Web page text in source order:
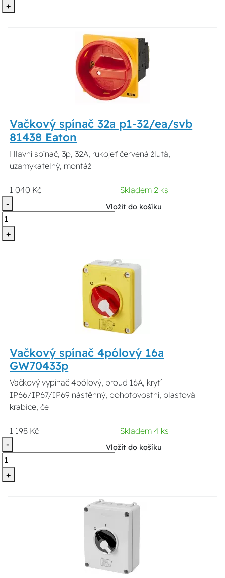
+
Vačkový spínač 32a p1-32/ea/svb
81438 Eaton
Hlavní spínač, 3p, 32A, rukojeť červená žlutá,
uzamykatelný, montáž
1 040 Kč
Skladem 2 ks
-
+
Vložit do košíku
Vačkový spínač 4pólový 16a
GW70433p
Vačkový vypínač 4pólový, proud 16A, krytí
IP66/IP67/IP69 nástěnný, pohotovostní, plastová
krabice, če
1 198 Kč
Skladem 4 ks
-
+
Vložit do košíku